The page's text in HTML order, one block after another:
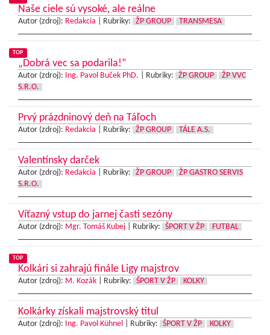
Naše ciele sú vysoké, ale reálne
Autor (zdroj): Redakcia Rubriky: ŽP GROUP TRANSMESA
TOP
„Dobrá vec sa podarila!“
Autor (zdroj): Ing. Pavol Buček PhD. Rubriky: ŽP GROUP
ŽP VVC
S.R.O.
Prvý prázdninový deň na Táľoch
Autor (zdroj): Redakcia Rubriky: ŽP GROUP TÁLE A.S.
Valentínsky darček
Autor (zdroj): Redakcia Rubriky: ŽP GROUP
ŽP GASTRO SERVIS
S.R.O.
Víťazný vstup do jarnej časti sezóny
Autor (zdroj): Mgr. Tomáš Kubej Rubriky: ŠPORT V ŽP FUTBAL
TOP
Kolkári si zahrajú finále Ligy majstrov
Autor (zdroj): M. Kozák Rubriky: ŠPORT V ŽP KOLKY
Kolkárky získali majstrovský titul
Autor (zdroj): Ing. Pavol Kühnel Rubriky: ŠPORT V ŽP KOLKY